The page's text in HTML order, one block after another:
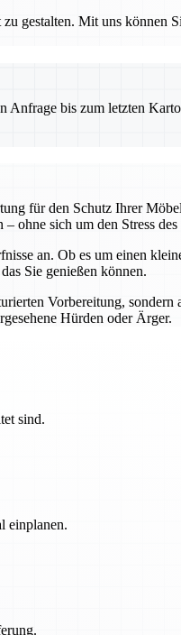
gestalten. Mit uns können
Anfrage bis zum letzten
für den Schutz Ihrer
ohne sich um den Stress
an. Ob es um einen
Sie genießen können.
Vorbereitung,
Hürden oder Ärger.
sind.
einplanen.